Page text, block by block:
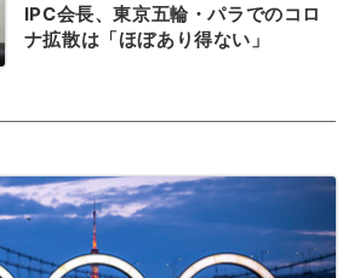
IPC会長、東京五輪・パラでのコロ
ナ拡散は「ほぼあり得ない」